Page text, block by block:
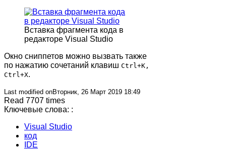
Вставка фрагмента кода в
редакторе Visual Studio
Окно сниппетов можно вызвать также
по нажатию сочетаний клавиш Ctrl+K,
Ctrl+X.
Last modified onВторник, 26 Март 2019 18:49
Read 7707 times
Ключевые слова: :
Visual Studio
код
IDE